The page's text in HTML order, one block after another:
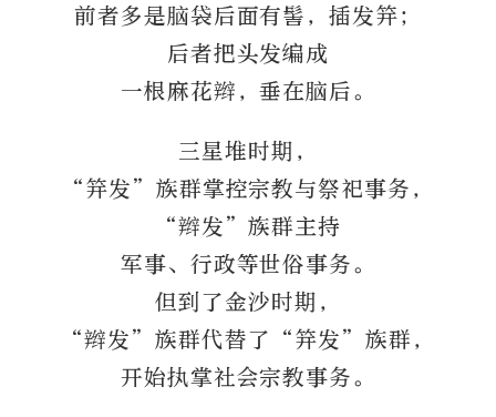
前者多是脑袋后面有髻，插发笄；
后者把头发编成
一根麻花辫，垂在脑后。
三星堆时期，
“笄发”族群掌控宗教与祭祀事务，
“辫发”族群主持
军事、行政等世俗事务。
但到了金沙时期，
“辫发”族群代替了“笄发”族群，
开始执掌社会宗教事务。